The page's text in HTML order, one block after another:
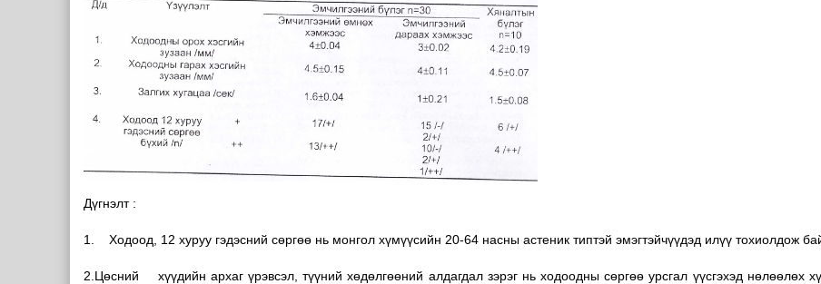
Дүгнэлт :
1. Ходоод, 12 хуруу гэдэсний сөргөө нь монгол хүмүүсийн 20-64 насны астеник типтэй эмэгтэйчүүдэд илүү тохиолдож
2.Цөсний хүүдийн архаг үрэвсэл, түүний хөдөлгөөний алдагдал зэрэг нь ходоодны сөргөө урсгал үүсгэхэд нөлөөлөх